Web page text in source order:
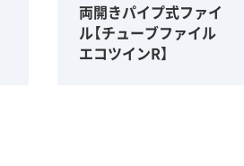
両開きパイプ式ファイ
ル【チューブファイル
エコツインR】